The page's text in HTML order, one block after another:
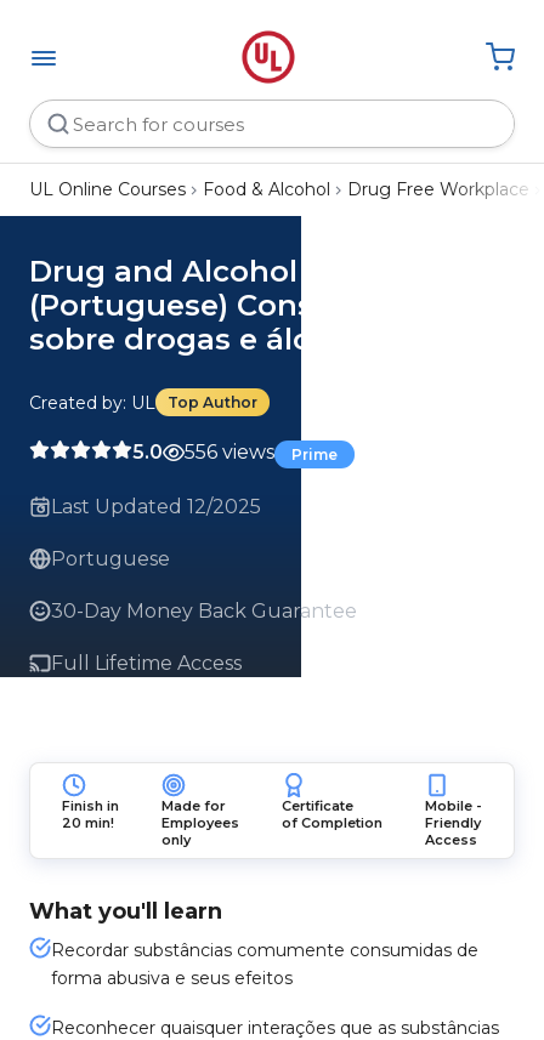
UL Online Courses Food & Alcohol Drug Free Workplace
Drug and Alcohol Awareness
(Portuguese) Conscientização
sobre drogas e álcool
Created by: UL Top Author
5.0 556 views Prime
Last Updated 12/2025
Portuguese
30-Day Money Back Guarantee
Full Lifetime Access
Finish in
20 min!
Made for
Employees
only
Certificate
of Completion
Mobile -
Friendly
Access
What you'll learn
Recordar substâncias comumente consumidas de
forma abusiva e seus efeitos
Reconhecer quaisquer interações que as substâncias